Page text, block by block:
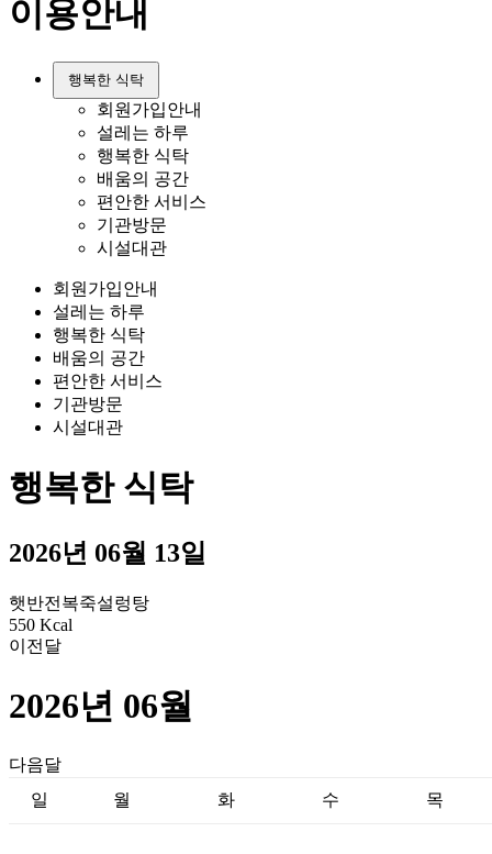
이용안내
행복한 식탁
회원가입안내
설레는 하루
행복한 식탁
배움의 공간
편안한 서비스
기관방문
시설대관
회원가입안내
설레는 하루
행복한 식탁
배움의 공간
편안한 서비스
기관방문
시설대관
행복한 식탁
2026년 06월 13일
햇반전복죽설렁탕
550 Kcal
이전달
2026년 06월
다음달
일
월 화 수 목